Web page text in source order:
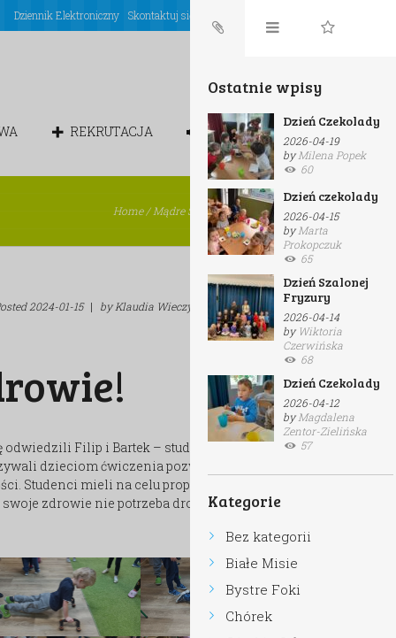
Dziennik Elektroniczny Skontaktuj się z nami
REKRUTACJA CHÓREK
Home/Mądre Sowy/Sport to zdrowie!
2024-01-15 | byKlaudia Wieczyńska | inMądre Sowy
odwiedzili Filip i Bartek – studenci UMK kierunku
dzieciom ćwiczenia pozwalające utrzymać
Studenci mieli na celu propagować zdrowy styl
swoje zdrowie nie potrzeba drogich sprzętów
Ostatnie wpisy
Dzień Czekolady
2026-04-19
by Milena Popek
60
Dzień czekolady
2026-04-15
by Marta
Prokopczuk
65
Dzień Szalonej
Fryzury
2026-04-14
by Wiktoria
Czerwińska
68
Dzień Czekolady
2026-04-12
by Magdalena
Zentor-Zielińska
57
Kategorie
Bez kategorii
Białe Misie
Bystre Foki
Chórek